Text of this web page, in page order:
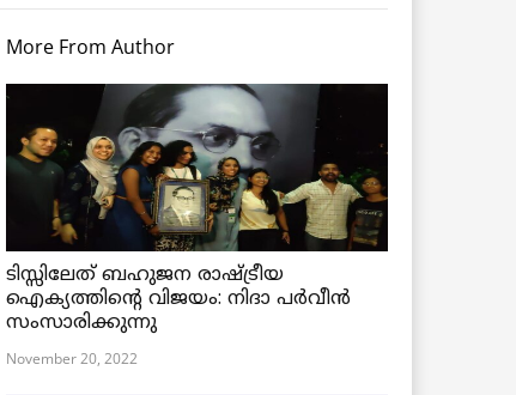
More From Author
ടിസ്സിലേത് ബഹുജന രാഷ്ട്രീയ
ഐക്യത്തിന്റെ വിജയം: നിദാ പർവീൻ
സംസാരിക്കുന്നു
November 20, 2022